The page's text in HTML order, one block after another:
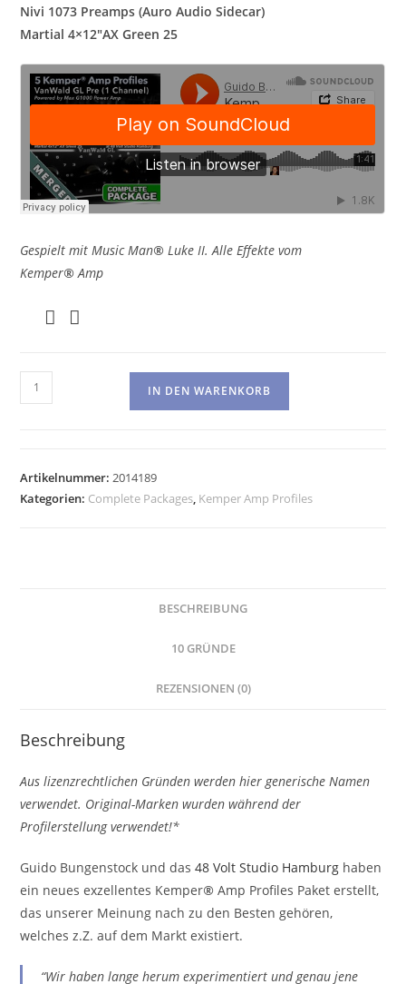
Nivi 1073 Preamps (Auro Audio Sidecar)
Martial 4×12″AX Green 25
Gespielt mit Music Man® Luke II. Alle Effekte vom
Kemper® Amp
Kemper
Amp
GL
Pre
IN DEN WARENKORB
Artikelnummer:2014189
Kategorien: Complete Packages, Kemper Amp Profiles
BESCHREIBUNG
10 GRÜNDE
REZENSIONEN (0)
Beschreibung
Aus lizenzrechtlichen Gründen werden hier generische Namen
verwendet. Original-Marken wurden während der
Profilerstellung verwendet!*
Guido Bungenstock und das48 Volt Studio Hamburg haben
ein neues exzellentes Kemper® Amp Profiles Paket erstellt,
das unserer Meinung nach zu den Besten gehören,
welches z.Z. auf dem Markt existiert.
“Wir haben lange herum experimentiert und genau jene